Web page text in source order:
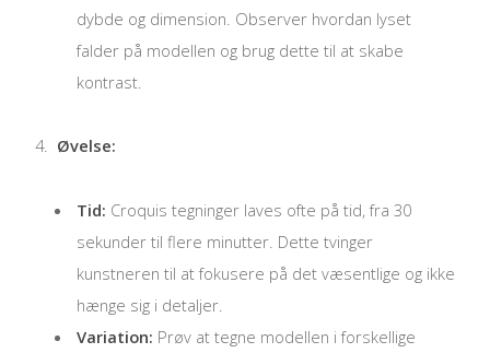
dybde og dimension. Observer hvordan lyset
falder på modellen og brug dette til at skabe
kontrast.
Øvelse:
Tid: Croquis tegninger laves ofte på tid, fra 30
sekunder til flere minutter. Dette tvinger
kunstneren til at fokusere på det væsentlige og ikke
hænge sig i detaljer.
Variation: Prøv at tegne modellen i forskellige